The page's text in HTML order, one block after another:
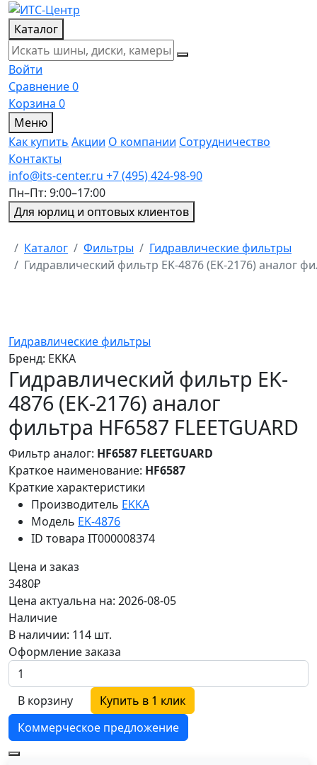
Каталог
Войти
Сравнение0
Корзина 0
Меню
Как купить Акции О компании Сотрудничество
Контакты
info@its-center.ru +7 (495) 424-98-90
Пн–Пт: 9:00–17:00
Для юрлиц и оптовых клиентов
Главная
Каталог Фильтры
Гидравлические фильтры
Гидравлический фильтр EK-4876 (EK-2176) аналог
Гидравлические фильтры
Бренд: EKKA
Гидравлический фильтр EK-
4876 (EK-2176) аналог
фильтра HF6587 FLEETGUARD
Фильтр аналог: HF6587 FLEETGUARD
Краткое наименование: HF6587
Краткие характеристики
Производитель EKKA
Модель EK-4876
ID товара IT000008374
Цена и заказ
3480₽
Цена актуальна на: 2026-08-05
Наличие
В наличии: 114 шт.
Оформление заказа
В корзину
Купить в 1 клик
Коммерческое предложение